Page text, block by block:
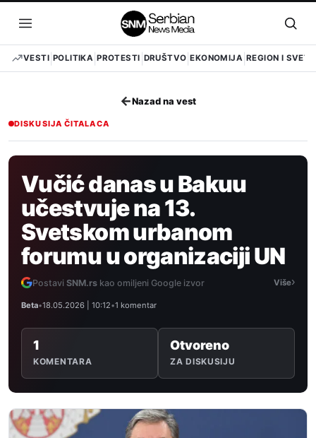
sadržaj
Otvori
meni
VESTI POLITIKA PROTESTI DRUŠTVO EKONOMIJA REGION I SVET
←Nazad na vest
DISKUSIJA ČITALACA
Vučić danas u Bakuu
učestvuje na 13.
Svetskom urbanom
forumu u organizaciji UN
Postavi SNM.rs kao omiljeni Google izvor Više›
Beta•18.05.2026 | 10:12•1 komentar
1
KOMENTARA
Otvoreno
ZA DISKUSIJU